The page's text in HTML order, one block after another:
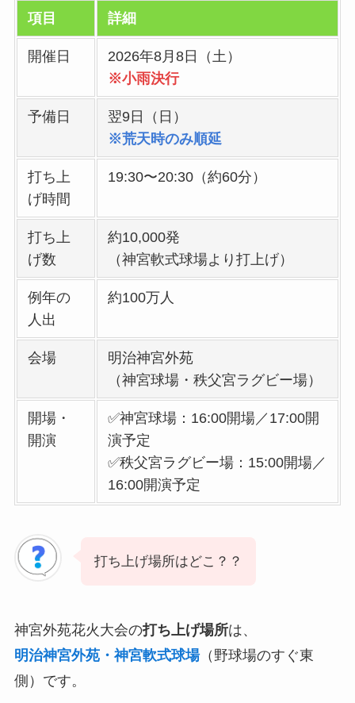
項目 詳細
開催日
2026年8月8日（土）
※小雨決行
予備日
翌9日（日）
※荒天時のみ順延
打ち上
げ時間
19:30〜20:30（約60分）
打ち上
げ数
約10,000発
（神宮軟式球場より打上げ）
例年の
人出
約100万人
会場
明治神宮外苑
（神宮球場・秩父宮ラグビー場）
開場・
開演
✅神宮球場：16:00開場／17:00開
演予定
✅秩父宮ラグビー場：15:00開場／
16:00開演予定
打ち上げ場所はどこ？？
神宮外苑花火大会の打ち上げ場所は、
明治神宮外苑・神宮軟式球場（野球場のすぐ東
側）です。